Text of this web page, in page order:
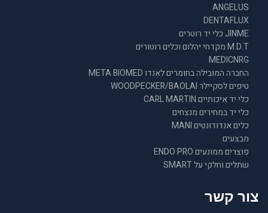
ANGELUS
DENTAFLUX
JINME כלי יד רוטרים
M.D.T מקדחי יהלום וכלים רוטורים
MEDICNRG
החברה המובילה בחומרים לאנדו META BIOMED
טיפים לסקיילר WOODPECKER/BAOLAI
כלי יד איכותיים CARL MARTIN
כלי יד במחירים מנצחים
כלים אנדודונטים MANI
מבצעים
פוצרים ממונעים ENDO PRO
שתלים וחלקי על SMART
צור קשר